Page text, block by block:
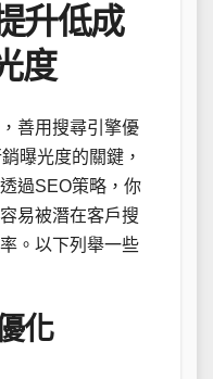
升低成
度
善用搜尋引擎優
曝光度的關鍵，
過SEO策略，你
易被潛在客戶搜
。以下列舉一些
化